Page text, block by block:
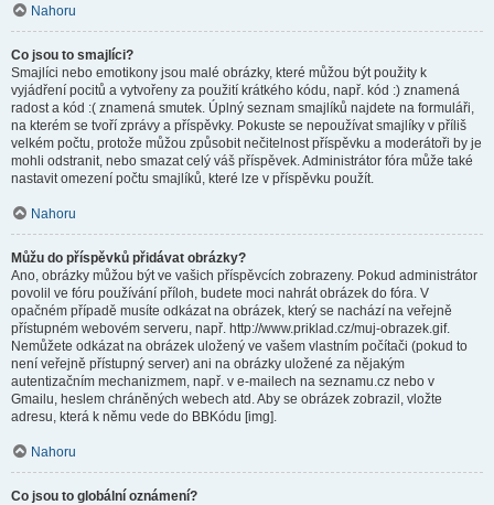
Nahoru
Co jsou to smajlíci?
Smajlíci nebo emotikony jsou malé obrázky, které můžou být použity k
vyjádření pocitů a vytvořeny za použití krátkého kódu, např. kód :) znamená
radost a kód :( znamená smutek. Úplný seznam smajlíků najdete na formuláři,
na kterém se tvoří zprávy a příspěvky. Pokuste se nepoužívat smajlíky v příliš
velkém počtu, protože můžou způsobit nečitelnost příspěvku a moderátoři by je
mohli odstranit, nebo smazat celý váš příspěvek. Administrátor fóra může také
nastavit omezení počtu smajlíků, které lze v příspěvku použít.
Nahoru
Můžu do příspěvků přidávat obrázky?
Ano, obrázky můžou být ve vašich příspěvcích zobrazeny. Pokud administrátor
povolil ve fóru používání příloh, budete moci nahrát obrázek do fóra. V
opačném případě musíte odkázat na obrázek, který se nachází na veřejně
přístupném webovém serveru, např. http://www.priklad.cz/muj-obrazek.gif.
Nemůžete odkázat na obrázek uložený ve vašem vlastním počítači (pokud to
není veřejně přístupný server) ani na obrázky uložené za nějakým
autentizačním mechanizmem, např. v e-mailech na seznamu.cz nebo v
Gmailu, heslem chráněných webech atd. Aby se obrázek zobrazil, vložte
adresu, která k němu vede do BBKódu [img].
Nahoru
Co jsou to globální oznámení?